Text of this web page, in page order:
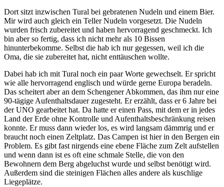
Dort sitzt inzwischen Tural bei gebratenen Nudeln und einem Bier.
Mir wird auch gleich ein Teller Nudeln vorgesetzt. Die Nudeln
wurden frisch zubereitet und haben hervorragend geschmeckt. Ich
bin aber so fertig, dass ich nicht mehr als 10 Bissen
hinunterbekomme. Selbst die hab ich nur gegessen, weil ich die
Oma, die sie zubereitet hat, nicht enttäuschen wollte.
Dabei hab ich mit Tural noch ein paar Worte gewechselt. Er spricht
wie alle hervorragend englisch und würde gerne Europa beradeln.
Das scheitert aber an dem Schengener Abkommen, das ihm nur eine
90-tägige Aufenthaltsdauer zugesteht. Er erzählt, dass er 6 Jahre bei
der UNO gearbeitet hat. Da hatte er einen Pass, mit dem er in jedes
Land der Erde ohne Kontrolle und Aufenthaltsbeschränkung reisen
konnte. Er muss dann wieder los, es wird langsam dämmrig und er
braucht noch einen Zeltplatz. Das Campen ist hier in den Bergen ein
Problem. Es gibt fast nirgends eine ebene Fläche zum Zelt aufstellen
und wenn dann ist es oft eine schmale Stelle, die von den
Bewohnern dem Berg abgeluchst wurde und selbst benötigt wird.
Außerdem sind die steinigen Flächen alles andere als kuschlige
Liegeplätze.